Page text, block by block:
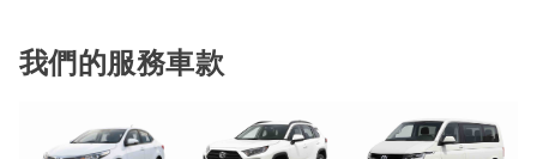
我們的服務車款